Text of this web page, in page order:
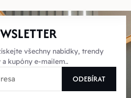
všechny nabídky, trendy
kupóny e-mailem..
ODEBÍRAT